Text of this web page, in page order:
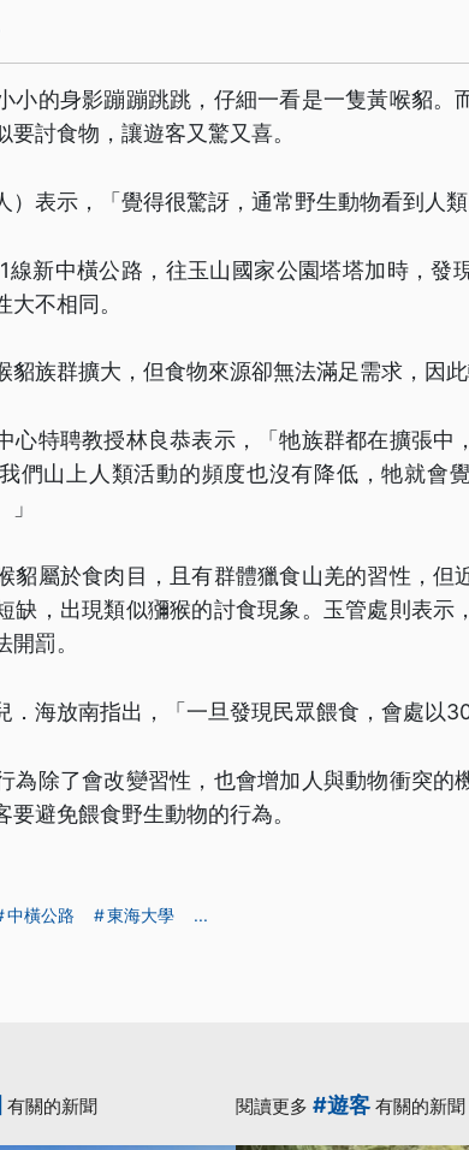
小的身影蹦蹦跳跳，仔細一看是一隻黃喉貂。
討食物，讓遊客又驚又喜。
）表示，「覺得很驚訝，通常野生動物看到人類
線新中橫公路，往玉山國家公園塔塔加時，發
不相同。
貂族群擴大，但食物來源卻無法滿足需求，因此
心特聘教授林良恭表示，「牠族群都在擴張中
們山上人類活動的頻度也沒有降低，牠就會
貂屬於食肉目，且有群體獵食山羌的習性，但
缺，出現類似獼猴的討食現象。玉管處則表示
罰。
．海放南指出，「一旦發現民眾餵食，會處以
為除了會改變習性，也會增加人與動物衝突的
避免餵食野生動物的行為。
中橫公路 東海大學 ...
有關的新聞 閱讀更多 #遊客 有關的新聞